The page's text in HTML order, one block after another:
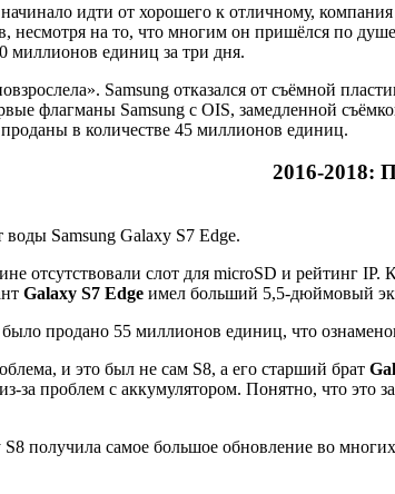
идти от хорошего к отличному,
несмотря на то, что многим он пришёлся по
миллионов единиц за три дня.
Samsung отказался от съёмной
флагманы Samsung с OIS, замедленной
в количестве 45 миллионов единиц.
2016-2018:
Samsung Galaxy S7 Edge.
отсутствовали слот для microSD и рейтинг IP.
Galaxy S7 Edge имел больший 5,5-дюймовый
продано 55 миллионов единиц, что
и это был не сам S8, а его старший брат
за проблем с аккумулятором. Понятно, что это
получила самое большое обновление во многих